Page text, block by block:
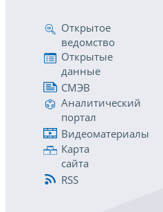
Открытое
ведомство
Открытые
данные
СМЭВ
Аналитический
портал
Видеоматериалы
Карта
сайта
RSS